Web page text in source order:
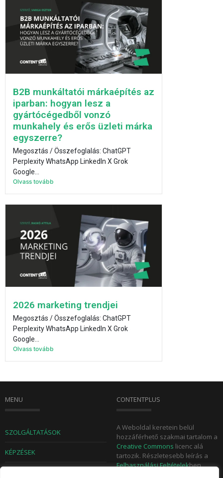
B2B munkáltatói márkaépítés az
iparban: hogyan lesz a
gyártócégedből vonzó
munkahely és erős üzleti márka
egyszerre?
Megosztás / Összefoglalás: ChatGPT
Perplexity WhatsApp LinkedIn X Grok
Google...
Olvass tovább
2026 marketing trendjei
Megosztás / Összefoglalás: ChatGPT
Perplexity WhatsApp LinkedIn X Grok
Google...
Olvass tovább
MENU
SZOLGÁLTATÁSOK
KÉPZÉSEK
CONTENTPLUS
A Weboldal keretein belül
hozzáférhető szakmai tartalom a
Creative Commons licenc alá
tartozik. Részletesebb leírás a
Felhasználási Feltételekben